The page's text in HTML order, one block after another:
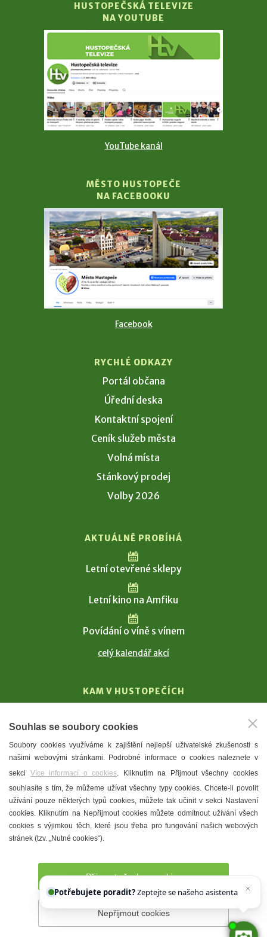
HUSTOPEČSKÁ TELEVIZE
NA YOUTUBE
YouTube kanál
MĚSTO HUSTOPEČE
NA FACEBOOKU
Facebook
RYCHLÉ ODKAZY
Portál občana
Úřední deska
Kontaktní spojení
Ceník služeb města
Volná místa
Stánkový prodej
Volby 2026
AKTUÁLNĚ PROBÍHÁ
Letní otevřené sklepy
Letní kino na Amfiku
Povídání o víně s vínem
celý kalendář akcí
KAM V HUSTOPEČÍCH
T. G. Masaryk
Mandloně
Ubytování
Restaurace
Městské muzeum a galerie
Denní meníčka
Prohlášení o přístupnosti Správce webu
Souhlas se soubory cookies
Soubory cookies využíváme k zajištění nejlepší uživatelské zkušenosti s
našimi webovými stránkami. Podrobné informace o cookies naleznete v
sekci Více informací o cookies. Kliknutím na Přijmout všechny cookies
souhlasíte s tím, že můžeme užívat všechny typy cookies. Chcete-li povolit
užívání pouze některých typů cookies, můžete tak učinit v sekci Nastavení
cookies. Kliknutím na Nepřijmout cookies můžete odmítnout užívání všech
cookies s výjimkou těch, které jsou třeba pro fungování našich webových
stránek (tzv. „Nutné cookies“).
Přijmout všechny cookies
Nepřijmout cookies
Potřebujete poradit?
Chettyho.